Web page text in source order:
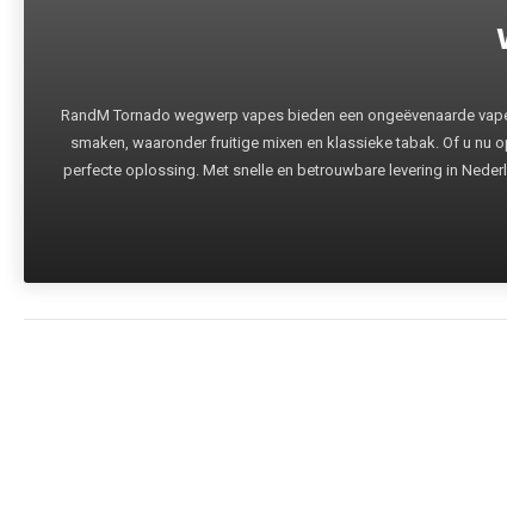
RandM Tornado wegwerp vapes bieden een ongeëvenaarde
smaken, waaronder fruitige mixen en klassieke tabak. Of u
perfecte oplossing. Met snelle en betrouwbare levering in